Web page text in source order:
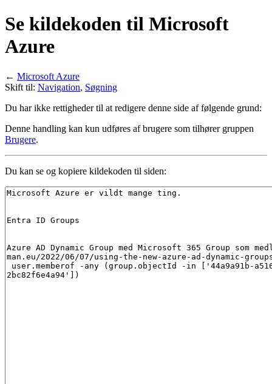
Se kildekoden til Microsoft
Azure
← Microsoft Azure
Skift til: Navigation, Søgning
Du har ikke rettigheder til at redigere denne side af følgende grund:
Denne handling kan kun udføres af brugere som tilhører gruppen
Brugere.
Du kan se og kopiere kildekoden til siden: